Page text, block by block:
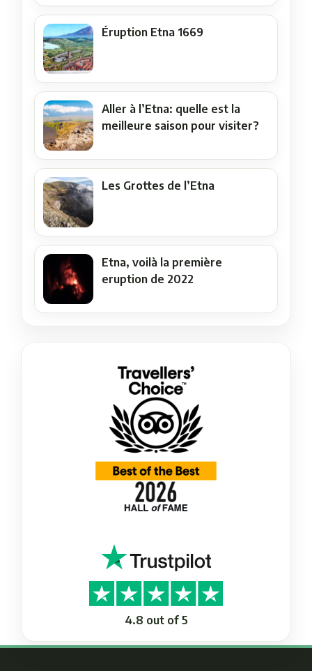
Éruption Etna 1669
Aller à l’Etna: quelle est la
meilleure saison pour visiter?
Les Grottes de l’Etna
Etna, voilà la première
eruption de 2022
4.8 out of 5